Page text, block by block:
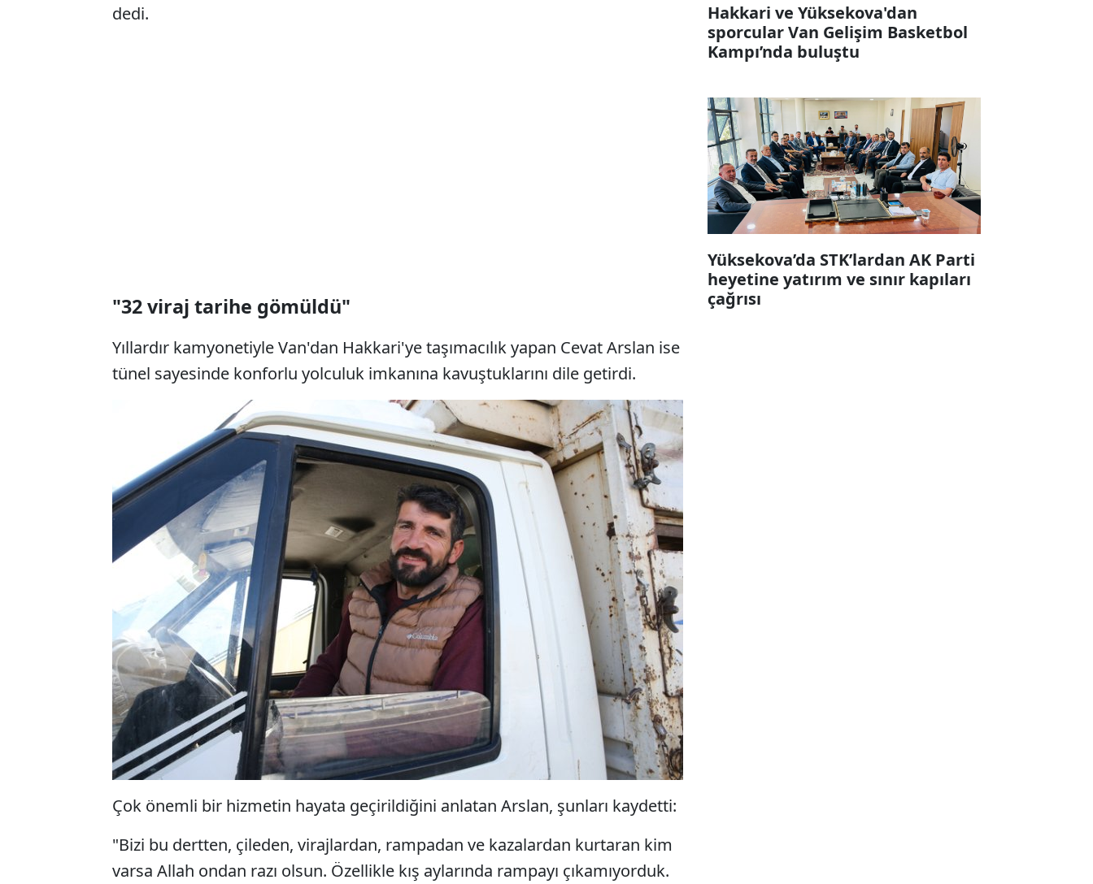
dedi.
"32 viraj tarihe gömüldü"
Yıllardır kamyonetiyle Van'dan Hakkari'ye taşımacılık yapan Cevat Arslan ise
tünel sayesinde konforlu yolculuk imkanına kavuştuklarını dile getirdi.
Çok önemli bir hizmetin hayata geçirildiğini anlatan Arslan, şunları kaydetti:
"Bizi bu dertten, çileden, virajlardan, rampadan ve kazalardan kurtaran kim
varsa Allah ondan razı olsun. Özellikle kış aylarında rampayı çıkamıyorduk.
Hakkari ve Yüksekova'dan
sporcular Van Gelişim Basketbol
Kampı’nda buluştu
Yüksekova’da STK’lardan AK Parti
heyetine yatırım ve sınır kapıları
çağrısı